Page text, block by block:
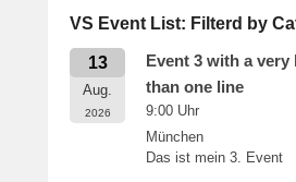
VS Event List: Filterd by
13
Aug.
2026
Event 3 with a
than one line
9:00 Uhr
München
Das ist mein 3. Event